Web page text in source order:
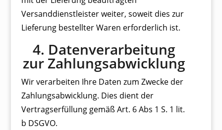
Versanddienstleister weiter, soweit dies zur
Lieferung bestellter Waren erforderlich ist.
4. Datenverarbeitung
zur Zahlungsabwicklung
Wir verarbeiten Ihre Daten zum Zwecke der
Zahlungsabwicklung. Dies dient der
Vertragserfüllung gemäß Art. 6 Abs 1 S. 1 lit.
b DSGVO.